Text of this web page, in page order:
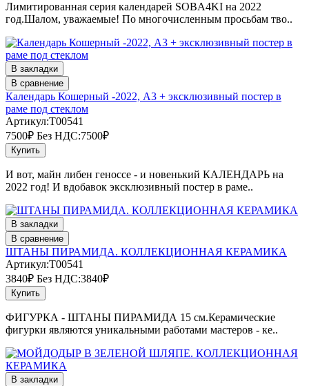
Лимитированная серия календарей SOBA4KI на 2022
год.Шалом, уважаемые! По многочисленным просьбам тво..
В закладки
В сравнение
Календарь Кошерный -2022, А3 + эксклюзивный постер в
раме под стеклом
Артикул:T00541
7500₽ Без НДС:7500₽
Купить
И вот, майн либен геноссе - и новенький КАЛЕНДАРЬ на
2022 год! И вдобавок эксклюзивный постер в раме..
В закладки
В сравнение
ШТАНЫ ПИРАМИДА. КОЛЛЕКЦИОННАЯ КЕРАМИКА
Артикул:T00541
3840₽ Без НДС:3840₽
Купить
ФИГУРКА - ШТАНЫ ПИРАМИДА 15 см.Керамические
фигурки являются уникальными работами мастеров - ке..
В закладки